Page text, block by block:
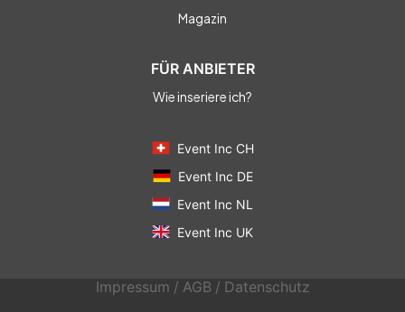
Magazin
FÜR ANBIETER
Wie inseriere ich?
Event Inc CH
Event Inc DE
Event Inc NL
Event Inc UK
Impressum / AGB / Datenschutz